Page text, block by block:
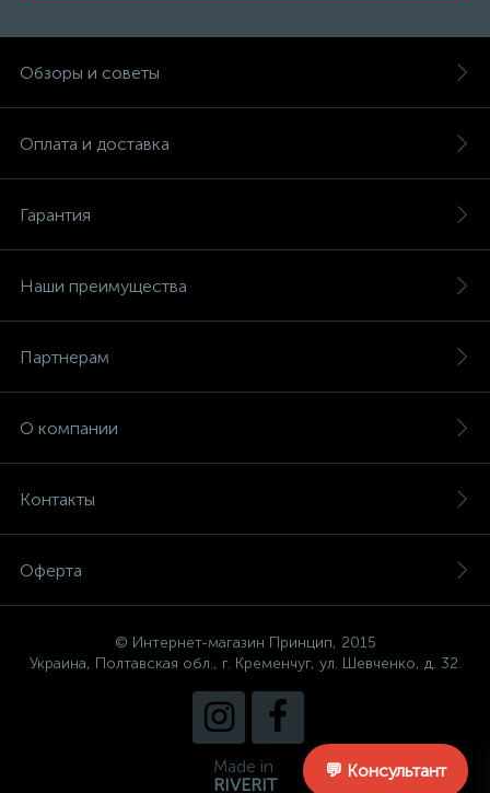
Обзоры и советы
Оплата и доставка
Гарантия
Наши преимущества
Партнерам
О компании
Контакты
Оферта
© Интернет-магазин Принцип, 2015
Украина, Полтавская обл., г. Кременчуг, ул. Шевченко, д. 32.
Made in
RIVERIT
💬 Консультант